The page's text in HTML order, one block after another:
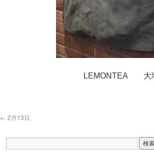
LEMONTEA 大
← 2月13日